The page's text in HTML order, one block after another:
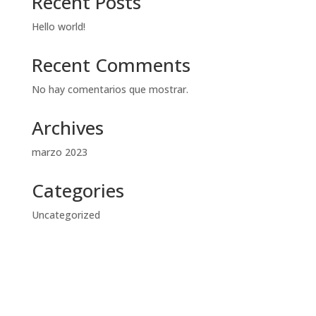
Hello world!
Recent Comments
No hay comentarios que mostrar.
Archives
marzo 2023
Categories
Uncategorized